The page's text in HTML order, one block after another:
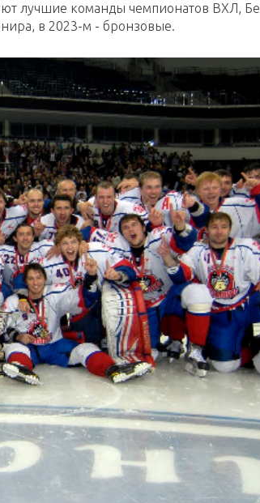
лучшие команды чемпионатов ВХЛ,
в 2023-м - бронзовые.